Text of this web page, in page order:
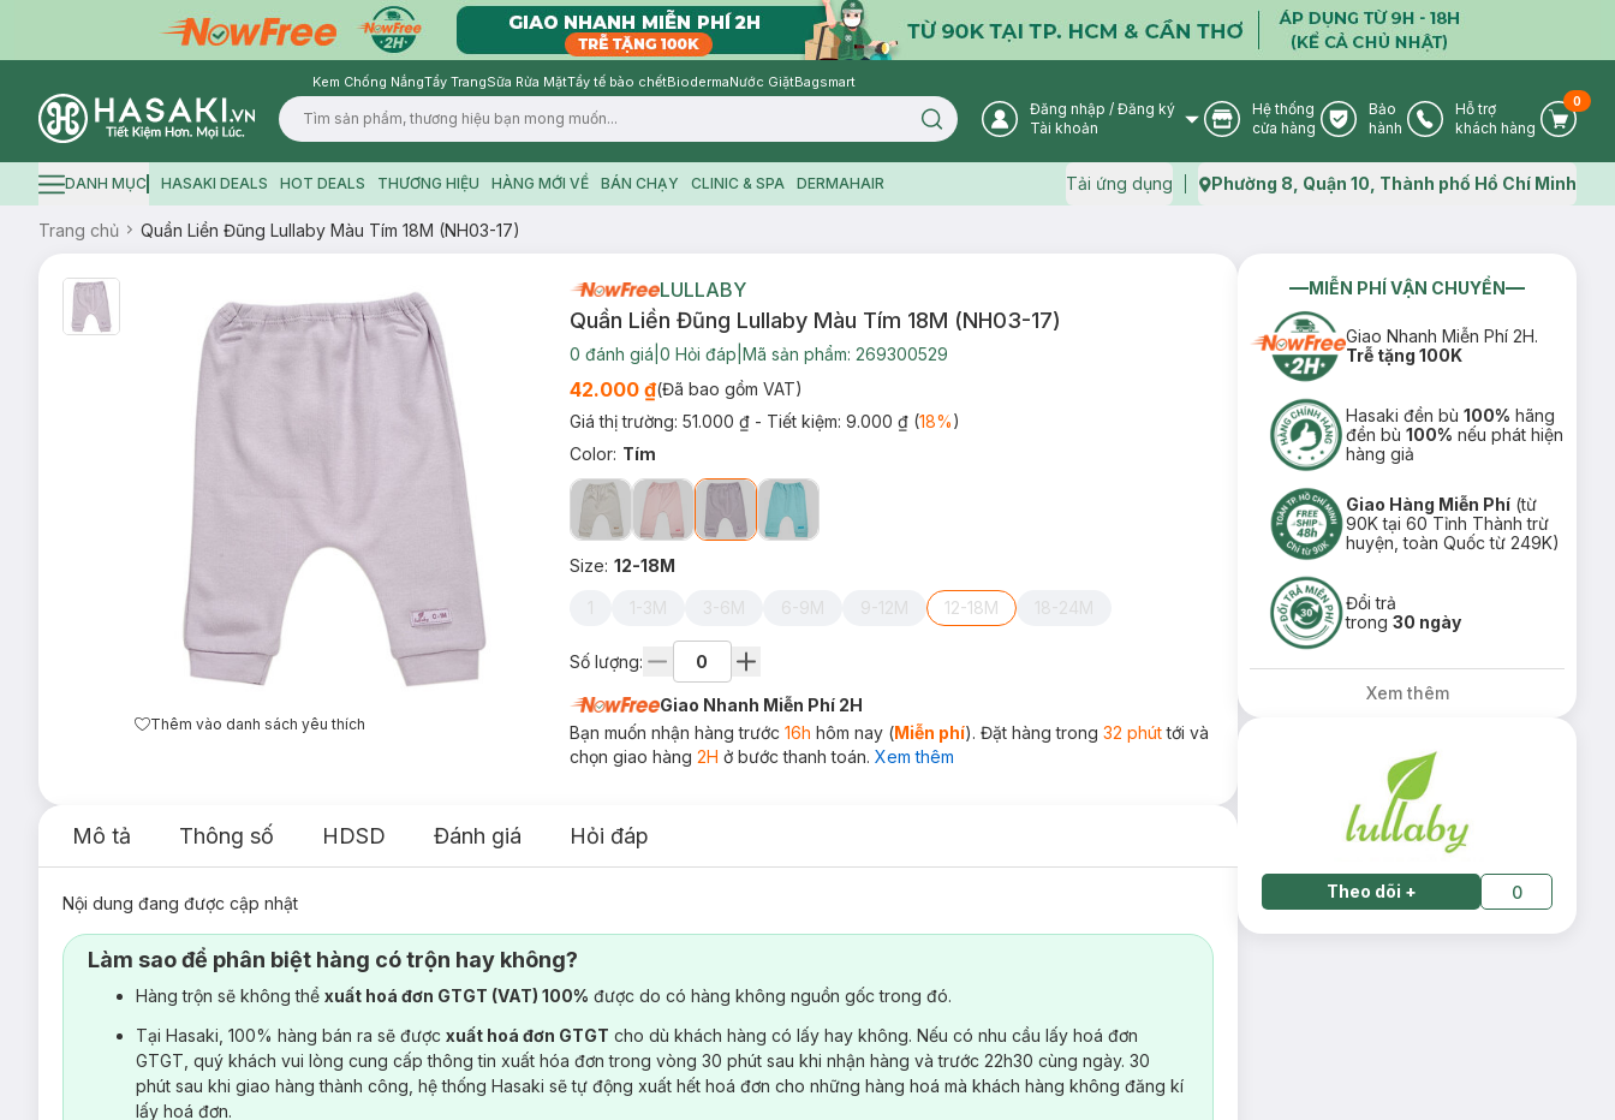
Kem Chống NắngTẩy TrangSữa Rửa MặtTẩy tế bào chếtBiodermaNước GiặtBagsmart
Logo
Search icon User Icon
Đăng nhập / Đăng ký
Tài khoản
Store Icon
Hệ thống
cửa hàng
Warranty Icon
Bảo
hành
Phone Icon
Hỗ trợ
khách hàng
Cart
0
Hamburger icon
DANH MỤC HASAKI DEALS HOT DEALS THƯƠNG HIỆU HÀNG MỚI VỀ BÁN CHẠY CLINIC & SPA DERMAHAIR Tải ứng dụng Map icon
Phường 8, Quận 10, Thành phố Hồ Chí Minh
Trang chủ Quần Liền Đũng Lullaby Màu Tím 18M (NH03-17)
Thêm vào danh sách yêu thích
LULLABY
Quần Liền Đũng Lullaby Màu Tím 18M (NH03-17)
0 đánh giá 0 Hỏi đáp Mã sản phẩm: 269300529
42.000 ₫(Đã bao gồm VAT)
Giá thị trường: 51.000 ₫ - Tiết kiệm: 9.000 ₫(18%)
Color: Tím
Size: 12-18M
1 1-3M 3-6M 6-9M 9-12M 12-18M 18-24M
Số lượng:
Giao Nhanh Miễn Phí 2H
Bạn muốn nhận hàng trước 16h hôm nay (Miễn phí). Đặt hàng trong 32 phúttới và
chọn giao hàng 2H ở bước thanh toán. Xem thêm
Mô tả Thông số HDSD Đánh giá Hỏi đáp
Nội dung đang được cập nhật
Làm sao để phân biệt hàng có trộn hay không?
Hàng trộn sẽ không thể xuất hoá đơn GTGT (VAT) 100% được do có hàng không nguồn gốc trong đó.
Tại Hasaki, 100% hàng bán ra sẽ được xuất hoá đơn GTGT cho dù khách hàng có lấy hay không. Nếu có nhu cầu lấy hoá đơn
GTGT, quý khách vui lòng cung cấp thông tin xuất hóa đơn trong vòng 30 phút sau khi nhận hàng và trước 22h30 cùng ngày. 30
phút sau khi giao hàng thành công, hệ thống Hasaki sẽ tự động xuất hết hoá đơn cho những hàng hoá mà khách hàng không đăng kí
lấy hoá đơn.
MIỄN PHÍ VẬN CHUYỂN
Giao Nhanh Miễn Phí 2H.
Trễ tặng 100K
Hasaki đền bù100% hãng
đền bù100% nếu phát hiện
hàng giả
Giao Hàng Miễn Phí (từ
90K tại 60 Tỉnh Thành trừ
huyện, toàn Quốc từ 249K)
Đổi trả
trong30 ngày
Xem thêm
Theo dõi + 0